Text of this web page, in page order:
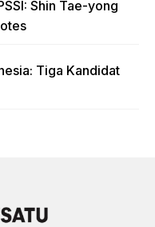
Shin Tae-yong
Tiga Kandidat